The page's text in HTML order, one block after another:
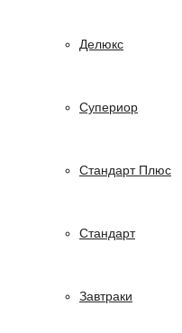
Делюкс
Супериор
Стандарт Плюс
Стандарт
Завтраки